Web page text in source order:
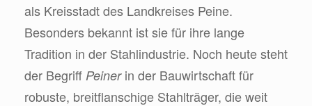
als Kreisstadt des Landkreises Peine.
Besonders bekannt ist sie für ihre lange
Tradition in der Stahlindustrie. Noch heute steht
der Begriff Peinerin der Bauwirtschaft für
robuste, breitflanschige Stahlträger, die weit